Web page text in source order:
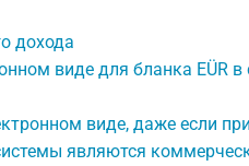
дохода
виде для бланка EÜR
виде, даже если
являются